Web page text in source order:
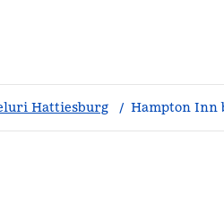
Hattiesburg / Hampton Inn